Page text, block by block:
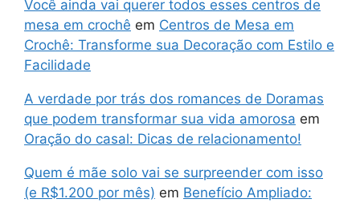
Você ainda vai querer todos esses centros de
mesa em crochê em Centros de Mesa em
Crochê: Transforme sua Decoração com Estilo e
Facilidade
A verdade por trás dos romances de Doramas
que podem transformar sua vida amorosa em
Oração do casal: Dicas de relacionamento!
Quem é mãe solo vai se surpreender com isso
(e R$1.200 por mês) em Benefício Ampliado: